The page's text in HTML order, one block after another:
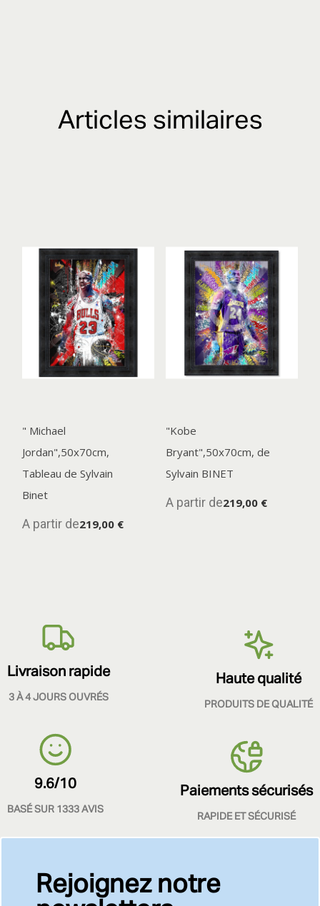
Articles similaires
" Michael
Jordan",50x70cm,
Tableau de Sylvain
Binet
A partir de219,00 €
"Kobe
Bryant",50x70cm, de
Sylvain BINET
A partir de219,00 €
Livraison rapide
3 À 4 JOURS OUVRÉS
Haute qualité
PRODUITS DE QUALITÉ
9.6/10
BASÉ SUR 1333 AVIS
Paiements sécurisés
RAPIDE ET SÉCURISÉ
Rejoignez notre